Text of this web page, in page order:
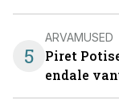
5
ARVAMUSED
Piret
endale